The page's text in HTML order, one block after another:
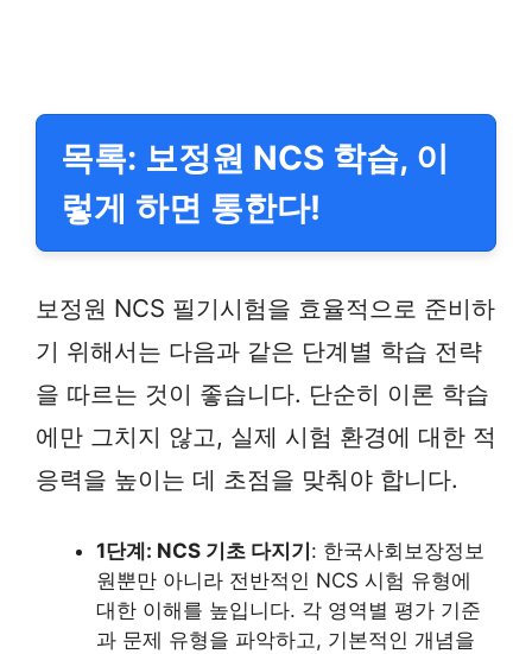
목록: 보정원 NCS 학습, 이
렇게 하면 통한다!
보정원 NCS 필기시험을 효율적으로 준비하
기 위해서는 다음과 같은 단계별 학습 전략
을 따르는 것이 좋습니다. 단순히 이론 학습
에만 그치지 않고, 실제 시험 환경에 대한 적
응력을 높이는 데 초점을 맞춰야 합니다.
1단계: NCS 기초 다지기 : 한국사회보장정보
원뿐만 아니라 전반적인 NCS 시험 유형에
대한 이해를 높입니다. 각 영역별 평가 기준
과 문제 유형을 파악하고, 기본적인 개념을